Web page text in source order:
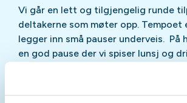
Vi går en lett og tilgjengelig runde
deltakerne som møter opp. Tempoet
legger inn små pauser underveis. På
en god pause der vi spiser lunsj og
og være sammen – helt i tråd med
psykisk helse.